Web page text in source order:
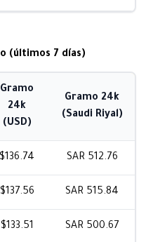
(últimos 7 días)
Gramo
24k
(USD)
Gramo 24k
(Saudi Riyal)
$136.74 SAR 512.76
$137.56 SAR 515.84
$133.51 SAR 500.67